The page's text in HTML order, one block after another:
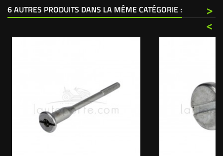
6 AUTRES PRODUITS DANS LA MÊME CATÉGORIE :
>
<